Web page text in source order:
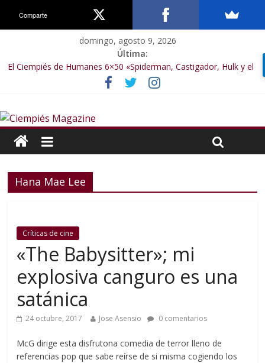
domingo, agosto 9, 2026
Última:
El Ciempiés de Humanes 6×50 «Spiderman, Castigador, Hulk y el
final de la sexta temporada»
El Ciempiés de Humanes 6×49 «Kiritaaaaa»
El Ciempiés de Humanes 6×47 «De nada por nada»
El Ciempiés de Humanes 6×46 «Ciudadano Minion»
Hana Mae Lee
Críticas de cine
«The Babysitter»; mi
explosiva canguro es una
satánica
24 octubre, 2017 Jose Asensio 0 comentarios
McG dirige esta disfrutona comedia de terror lleno de
referencias pop que sabe reírse de si misma cogiendo los
Comparte